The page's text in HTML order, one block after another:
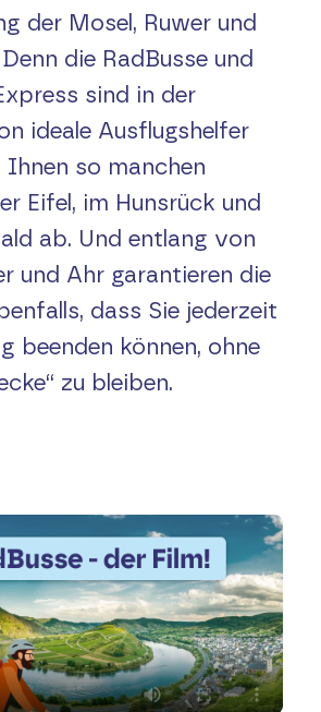
der Mosel, Ruwer und
die RadBusse und
sind in der
ideale Ausflugshelfer
Ihnen so manchen
Eifel, im Hunsrück und
ab. Und entlang von
und Ahr garantieren die
dass Sie jederzeit
beenden können, ohne
zu bleiben.